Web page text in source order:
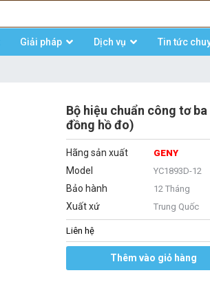
Giải pháp Dịch vụ Tin tức
Bộ hiệu chuẩn công tơ
đồng hồ đo)
Hãng sản xuất GENY
Model YC1893D-12
Bảo hành 12 Tháng
Xuất xứ Trung Quốc
Liên hệ
Thêm vào giỏ hàng